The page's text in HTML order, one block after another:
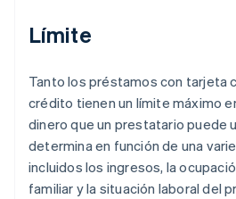
Límite
Tanto los préstamos con tarjeta
crédito tienen un límite máximo
dinero que un prestatario puede
determina en función de una
incluidos los ingresos, la
familiar y la situación laboral del